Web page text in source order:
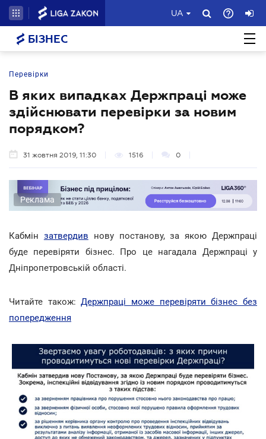
UA
БІЗНЕС
Перевірки
В яких випадках Держпраці може
здійснювати перевірки за новим
порядком?
31 жовтня 2019, 11:30 1516 0
Реклама
Кабмін затвердив нову постанову, за якою Держпраці
буде перевіряти бізнес. Про це нагадала Держпраці у
Дніпропетровській області.
Читайте також:Держпраці може перевіряти бізнес без
попередження